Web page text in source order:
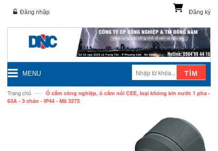
Đăng ký
Đăng nhập
MENU TÌM
Trang chủ —› Ổ cắm công nghiệp, ổ cắm nối CEE, loại không kín nước 1 pha -
63A - 3 chân - IP44 - Mã 3272